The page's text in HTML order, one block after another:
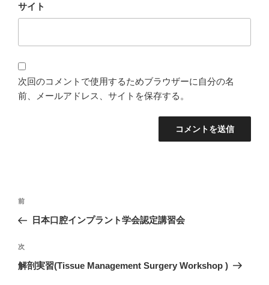
サイト
次回のコメントで使用するためブラウザーに自分の名
前、メールアドレス、サイトを保存する。
投
ナ
ビ
ゲ
過
去
投
稿
前
日本口腔インプラント学会認定講習会
次
の
次
解剖実習(Tissue Management Surgery Workshop )